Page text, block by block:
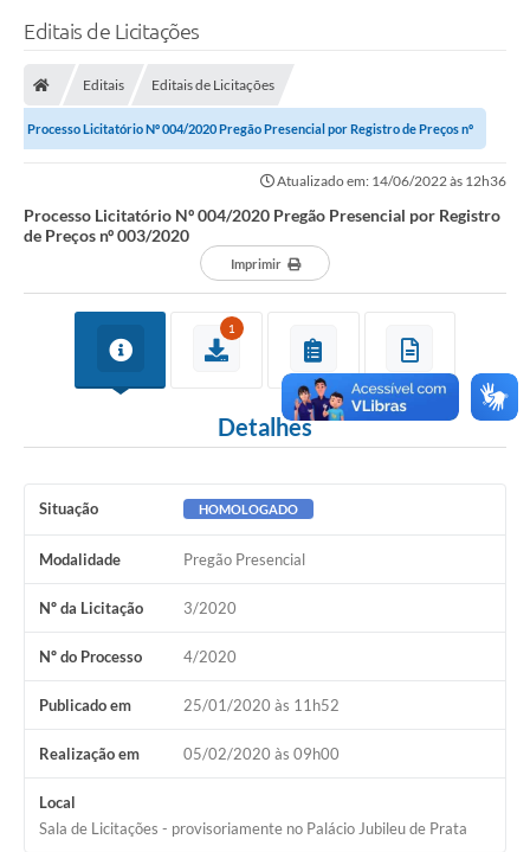
Editais de Licitações
Editais Editais de Licitações
Processo Licitatório Nº 004/2020 Pregão Presencial por Registro de Preços nº
Atualizado em: 14/06/2022 às 12h36
Processo Licitatório Nº 004/2020 Pregão Presencial por Registro
de Preços nº 003/2020
Imprimir
1
Detalhes
Situação HOMOLOGADO
Modalidade Pregão Presencial
Nº da Licitação 3/2020
Nº do Processo 4/2020
Publicado em 25/01/2020 às 11h52
Realização em 05/02/2020 às 09h00
Local
Sala de Licitações - provisoriamente no Palácio Jubileu de Prata